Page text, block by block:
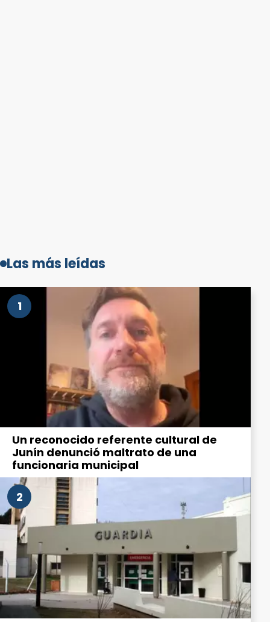
Las más leídas
1
Un reconocido referente cultural de
Junín denunció maltrato de una
funcionaria municipal
2